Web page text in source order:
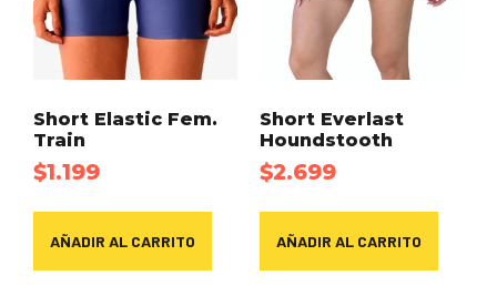
Short Elastic Fem.
Train
$1.199
AÑADIR AL CARRITO
Short Everlast
Houndstooth
$2.699
AÑADIR AL CARRITO